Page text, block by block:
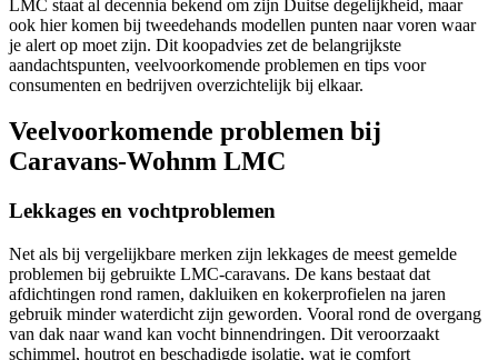
LMC staat al decennia bekend om zijn Duitse degelijkheid, maar
ook hier komen bij tweedehands modellen punten naar voren waar
je alert op moet zijn. Dit koopadvies zet de belangrijkste
aandachtspunten, veelvoorkomende problemen en tips voor
consumenten en bedrijven overzichtelijk bij elkaar.
Veelvoorkomende problemen bij
Caravans-Wohnm LMC
Lekkages en vochtproblemen
Net als bij vergelijkbare merken zijn lekkages de meest gemelde
problemen bij gebruikte LMC-caravans. De kans bestaat dat
afdichtingen rond ramen, dakluiken en kokerprofielen na jaren
gebruik minder waterdicht zijn geworden. Vooral rond de overgang
van dak naar wand kan vocht binnendringen. Dit veroorzaakt
schimmel, houtrot en beschadigde isolatie, wat je comfort